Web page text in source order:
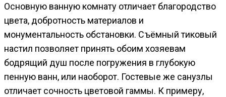
Основную ванную комнату отличает благородство
цвета, добротность материалов и
монументальность обстановки. Съёмный тиковый
настил позволяет принять обоим хозяевам
бодрящий душ после погружения в глубокую
пенную ванн, или наоборот. Гостевые же санузлы
отличает сочность цветовой гаммы. К примеру,